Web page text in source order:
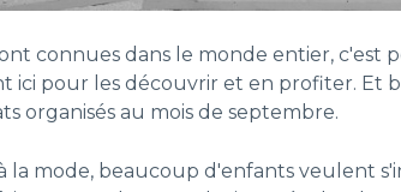
connues dans le monde entier, c'est
ici pour les découvrir et en profiter. Et
organisés au mois de septembre.
la mode, beaucoup d'enfants veulent